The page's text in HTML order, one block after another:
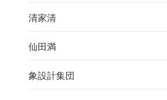
清家清
仙田満
象設計集団